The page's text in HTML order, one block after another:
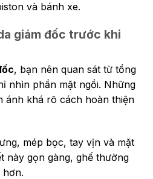
và bánh xe.
giám đốc trước khi
, bạn nên quan sát từ tổng
nhìn phần mặt ngồi. Những
ánh khá rõ cách hoàn thiện
mép bọc, tay vịn và mặt
này gọn gàng, ghế thường
hơn.